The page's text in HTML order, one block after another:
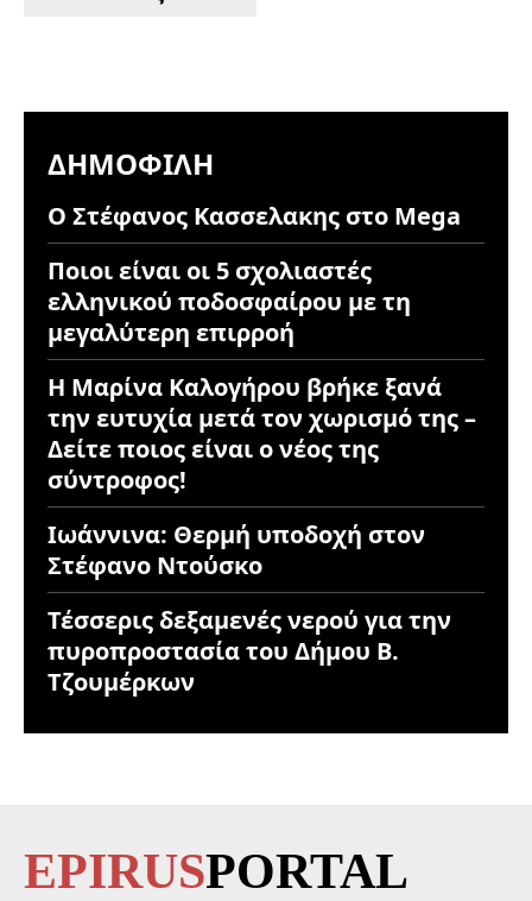
ΔΗΜΟΦΙΛΉ
Ο Στέφανος Κασσελακης στο Mega
Ποιοι είναι οι 5 σχολιαστές
ελληνικού ποδοσφαίρου με τη
μεγαλύτερη επιρροή
Η Μαρίνα Καλογήρου βρήκε ξανά
την ευτυχία μετά τον χωρισμό της –
Δείτε ποιος είναι ο νέος της
σύντροφος!
Ιωάννινα: Θερμή υποδοχή στον
Στέφανο Ντούσκο
Τέσσερις δεξαμενές νερού για την
πυροπροστασία του Δήμου Β.
Τζουμέρκων
EPIRUSPORTAL